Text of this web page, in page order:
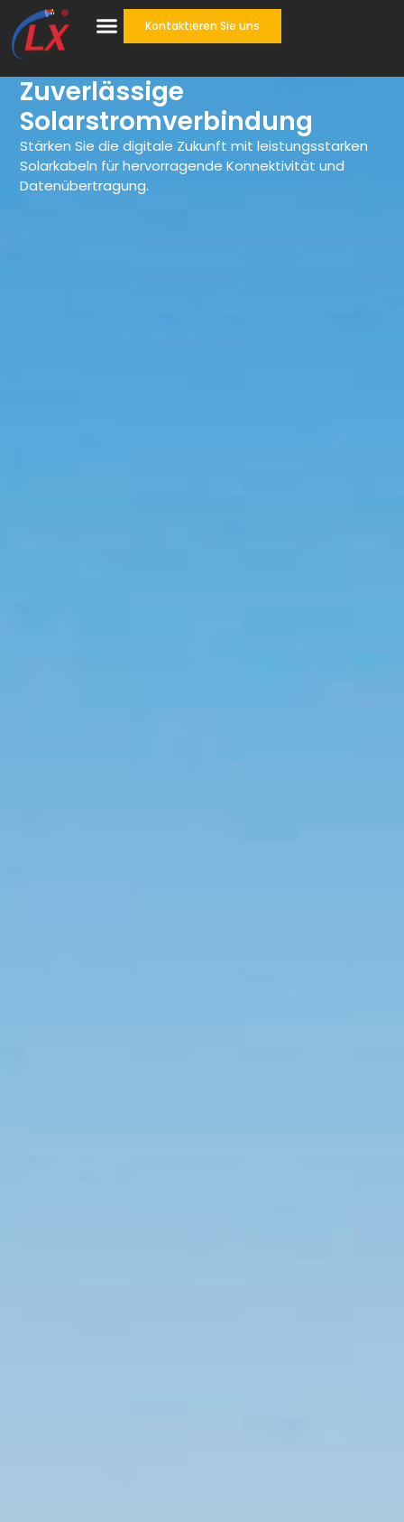
Kontaktieren Sie uns
Zuverlässige
Solarstromverbindung
Stärken Sie die digitale Zukunft mit leistungsstarken
Solarkabeln für hervorragende Konnektivität und
Datenübertragung.